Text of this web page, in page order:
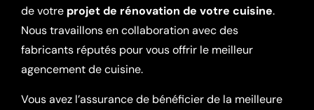
de votre projet de rénovation de votre cuisine.
Nous travaillons en collaboration avec des
fabricants réputés pour vous offrir le meilleur
agencement de cuisine.
Vous avez l’assurance de bénéficier de la meilleure